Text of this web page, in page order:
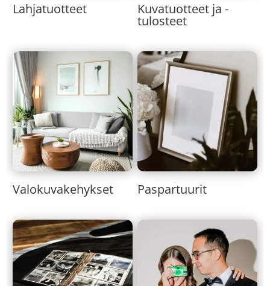
Lahjatuotteet Kuvatuotteet ja -
tulosteet
Valokuvakehykset Paspartuurit